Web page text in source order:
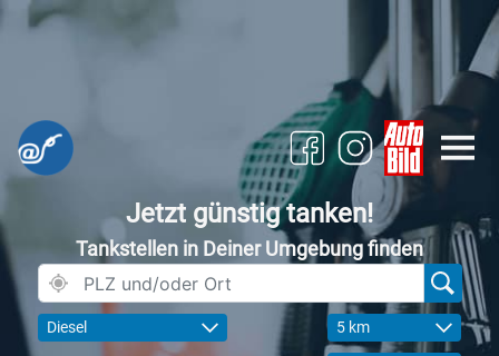
Jetzt günstig tanken!
Tankstellen in Deiner Umgebung finden
Diesel 5 km